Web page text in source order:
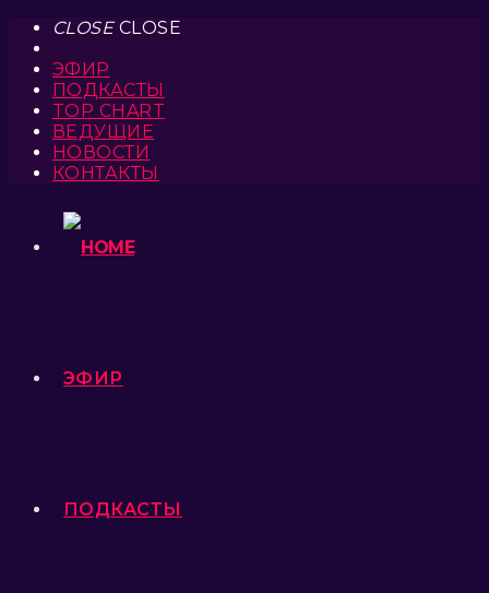
CLOSECLOSE
ЭФИР
ПОДКАСТЫ
TOP CHART
ВЕДУЩИЕ
НОВОСТИ
КОНТАКТЫ
ЭФИР
ПОДКАСТЫ